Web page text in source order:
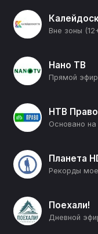
Вне зоны
Нано ТВ
Прямой
НТВ Право
Планета
Поехали!
Дневной